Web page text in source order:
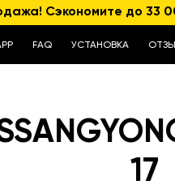
Сэкономите до 33
FAQ УСТАНОВКА
17